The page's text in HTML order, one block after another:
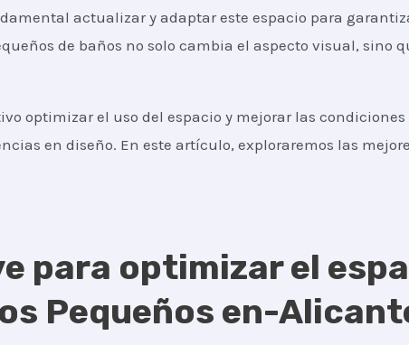
actualizar y adaptar este espacio para
de baños no solo cambia el aspecto visual, sino
optimizar el uso del espacio y mejorar las
en diseño. En este artículo, exploraremos las
para optimizar el
Pequeños en-